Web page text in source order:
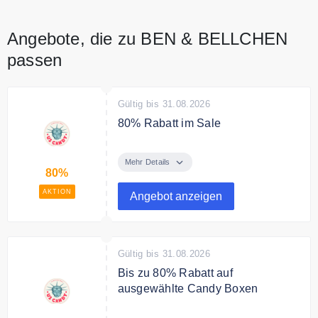
Angebote, die zu BEN & BELLCHEN
passen
80%
AKTION
Gültig bis 31.08.2026
80% Rabatt im Sale
bis zu 80% auf ausgewählte
Mehr Details
Angebot anzeigen
Gültig bis 31.08.2026
Bis zu 80% Rabatt auf
ausgewählte Candy Boxen